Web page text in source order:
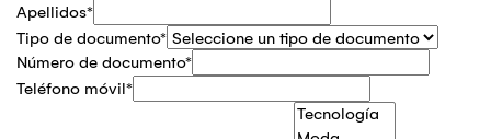
Apellidos*
Tipo de documento*
Número de documento*
Teléfono móvil*